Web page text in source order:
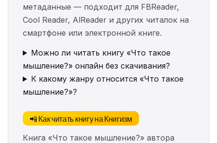
метаданные — подходит для FBReader,
Cool Reader, AlReader и других читалок на
смартфоне или электронной книге.
Можно ли читать книгу «Что такое
мышление?» онлайн без скачивания?
К какому жанру относится «Что такое
мышление?»?
📲 Как читать книгу на Книгизм
Книга «Что такое мышление?» автора